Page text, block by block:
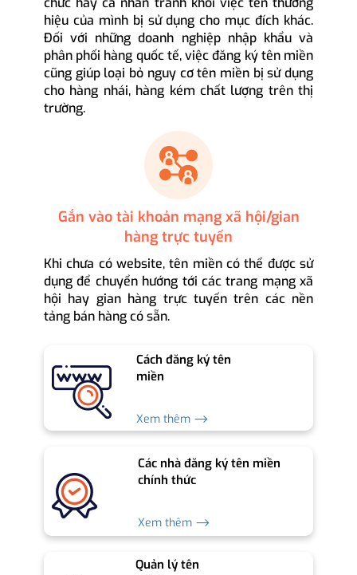
hiệu của mình bị sử dụng cho mục đích khác.
Đối với những doanh nghiệp nhập khẩu và
phân phối hàng quốc tế, việc đăng ký tên miền
cũng giúp loại bỏ nguy cơ tên miền bị sử dụng
cho hàng nhái, hàng kém chất lượng trên thị
trường.
Gắn vào tài khoản mạng xã hội/gian
hàng trực tuyến
Khi chưa có website, tên miền có thể được sử
dụng để chuyển hướng tới các trang mạng xã
hội hay gian hàng trực tuyến trên các nền
tảng bán hàng có sẵn.
Cách đăng ký tên
miền
Xem thêm ⟶
Các nhà đăng ký tên miền
chính thức
Xem thêm ⟶
Quản lý tên